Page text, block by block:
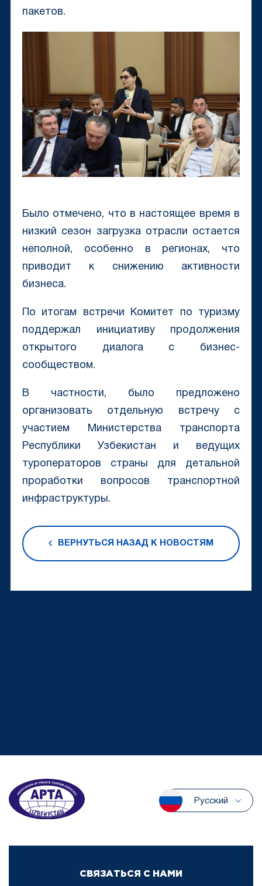
пакетов.
Было отмечено, что в настоящее время в
низкий сезон загрузка отрасли остается
неполной, особенно в регионах, что
приводит к снижению активности
бизнеса.
По итогам встречи Комитет по туризму
поддержал инициативу продолжения
открытого диалога с бизнес-
сообществом.
В частности, было предложено
организовать отдельную встречу с
участием Министерства транспорта
Республики Узбекистан и ведущих
туроператоров страны для детальной
проработки вопросов транспортной
инфраструктуры.
ВЕРНУТЬСЯ НАЗАД К НОВОСТЯМ
Русский
СВЯЗАТЬСЯ С НАМИ